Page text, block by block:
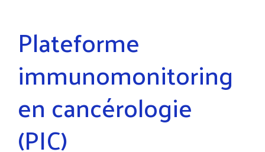
Plateforme
immunomonitoring
en cancérologie
(PIC)